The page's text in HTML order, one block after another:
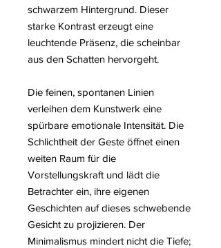
schwarzem Hintergrund. Dieser
starke Kontrast erzeugt eine
leuchtende Präsenz, die scheinbar
aus den Schatten hervorgeht.
Die feinen, spontanen Linien
verleihen dem Kunstwerk eine
spürbare emotionale Intensität. Die
Schlichtheit der Geste öffnet einen
weiten Raum für die
Vorstellungskraft und lädt die
Betrachter ein, ihre eigenen
Geschichten auf dieses schwebende
Gesicht zu projizieren. Der
Minimalismus mindert nicht die Tiefe;